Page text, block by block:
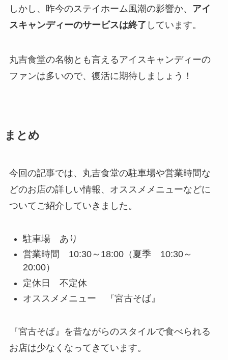
しかし、昨今のステイホーム風潮の影響か、 アイ
スキャンディーのサービスは終了 しています。
丸吉食堂の名物とも言えるアイスキャンディーの
ファンは多いので、復活に期待しましょう！
まとめ
今回の記事では、丸吉食堂の駐車場や営業時間な
どのお店の詳しい情報、オススメメニューなどに
ついてご紹介していきました。
駐車場 あり
営業時間 10:30～18:00（夏季 10:30～
20:00）
定休日 不定休
オススメメニュー 『宮古そば』
『宮古そば』を昔ながらのスタイルで食べられる
お店は少なくなってきています。